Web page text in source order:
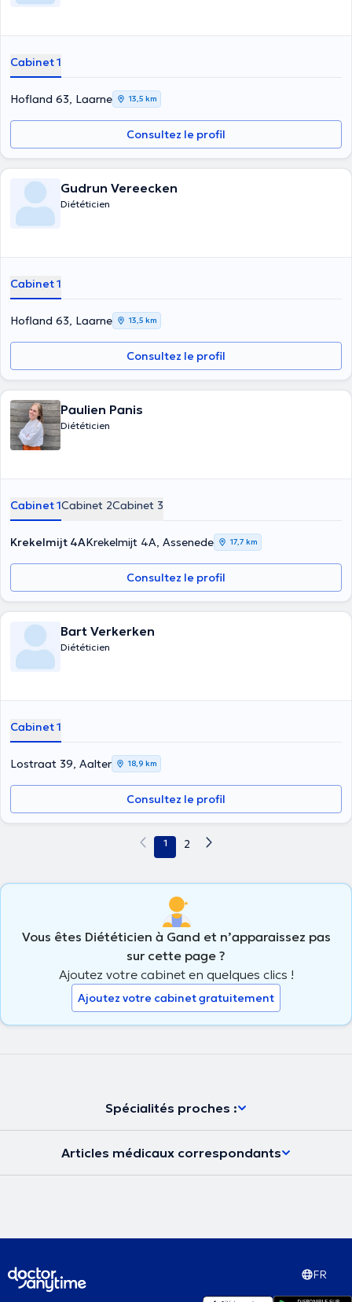
Cabinet 1
Hofland 63, Laarne 13,5 km
Consultez le profil
Gudrun Vereecken
Diététicien
Cabinet 1
Hofland 63, Laarne 13,5 km
Consultez le profil
Paulien Panis
Diététicien
Cabinet 1Cabinet 2Cabinet 3
Krekelmijt 4AKrekelmijt 4A, Assenede 17,7 km
Consultez le profil
Bart Verkerken
Diététicien
Cabinet 1
Lostraat 39, Aalter 18,9 km
Consultez le profil
1 2
Vous êtes Diététicien à Gand et n’apparaissez pas
sur cette page ?
Ajoutez votre cabinet en quelques clics !
Ajoutez votre cabinet gratuitement
Spécialités proches :
Articles médicaux correspondants
FR